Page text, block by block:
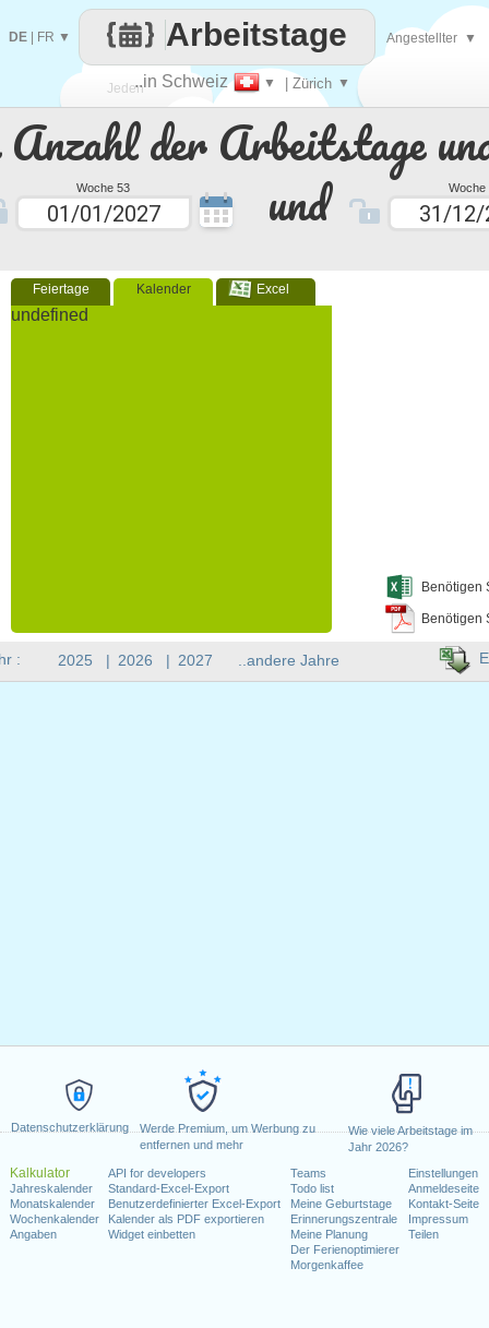
Datenschutzerklärung
Werde Premium, um Werbung zu
entfernen und mehr
Wie viele Arbeitstage im
Jahr 2026?
Kalkulator
Jahreskalender
Monatskalender
Wochenkalender
Angaben
API for developers
Standard-Excel-Export
Benutzerdefinierter Excel-Export
Kalender als PDF exportieren
Widget einbetten
Teams
Todo list
Meine Geburtstage
Erinnerungszentrale
Meine Planung
Der Ferienoptimierer
Morgenkaffee
Einstellungen
Anmeldeseite
Kontakt-Seite
Impressum
Teilen
Anzahl der Arbeitstage
Woche 53 und Woche
Feiertage Kalender Excel
undefined
Benötigen
Benötigen
Jeden
Tag
..in Schweiz ▼ | Zürich ▼
Arbeitstage
DE FR ▼ Angestellter ▼
: 2025 | 2026 | 2027 ..andere Jahre